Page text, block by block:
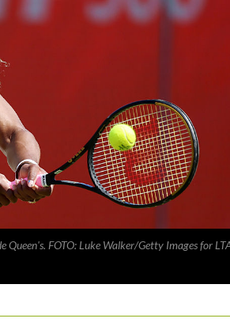
FOTO: Luke Walker/Getty Images for